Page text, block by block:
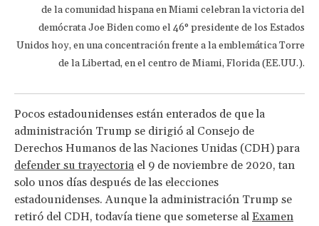
de la comunidad hispana en Miami celebran la victoria del
demócrata Joe Biden como el 46° presidente de los Estados
Unidos hoy, en una concentración frente a la emblemática Torre
de la Libertad, en el centro de Miami, Florida (EE.UU.).
Pocos estadounidenses están enterados de que la
administración Trump se dirigió al Consejo de
Derechos Humanos de las Naciones Unidas (CDH) para
defender su trayectoria el 9 de noviembre de 2020, tan
solo unos días después de las elecciones
estadounidenses. Aunque la administración Trump se
retiró del CDH, todavía tiene que someterse al Examen